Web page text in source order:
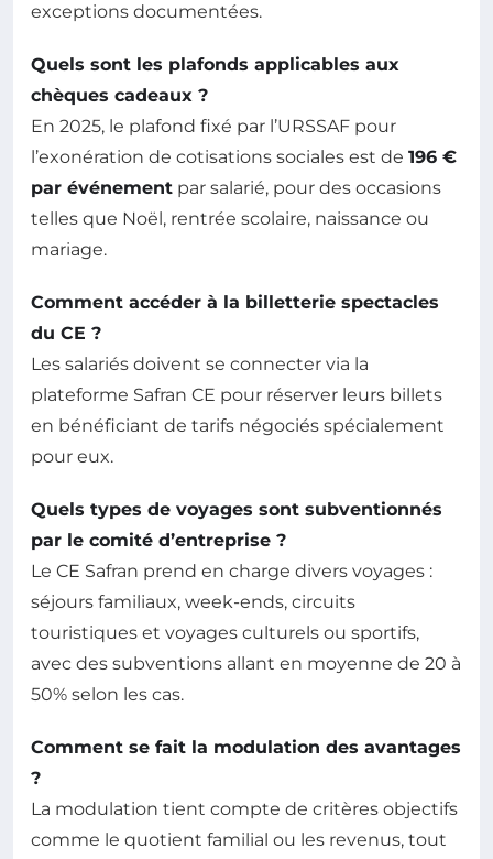
exceptions documentées.
Quels sont les plafonds applicables aux
chèques cadeaux ?
En 2025, le plafond fixé par l’URSSAF pour
l’exonération de cotisations sociales est de 196 €
par événement par salarié, pour des occasions
telles que Noël, rentrée scolaire, naissance ou
mariage.
Comment accéder à la billetterie spectacles
du CE ?
Les salariés doivent se connecter via la
plateforme Safran CE pour réserver leurs billets
en bénéficiant de tarifs négociés spécialement
pour eux.
Quels types de voyages sont subventionnés
par le comité d’entreprise ?
Le CE Safran prend en charge divers voyages :
séjours familiaux, week-ends, circuits
touristiques et voyages culturels ou sportifs,
avec des subventions allant en moyenne de 20 à
50% selon les cas.
Comment se fait la modulation des avantages
?
La modulation tient compte de critères objectifs
comme le quotient familial ou les revenus, tout